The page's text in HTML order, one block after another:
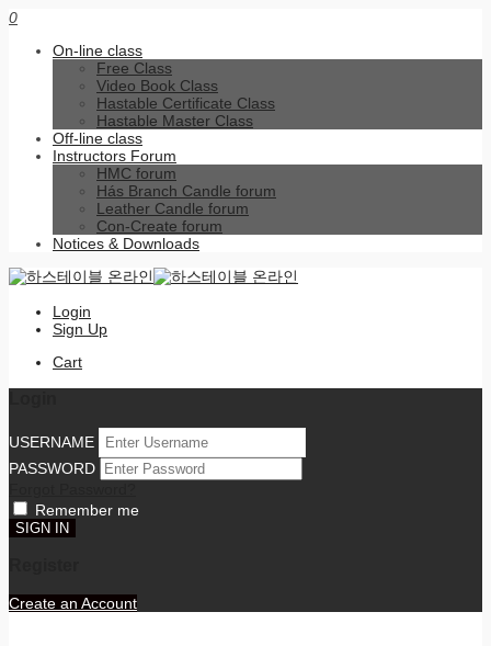
0
On-line class
Free Class
Video Book Class
Hastable Certificate Class
Hastable Master Class
Off-line class
Instructors Forum
HMC forum
Hás Branch Candle forum
Leather Candle forum
Con-Create forum
Notices & Downloads
Login
Sign Up
Cart
USERNAME
PASSWORD
Remember me
Create an Account